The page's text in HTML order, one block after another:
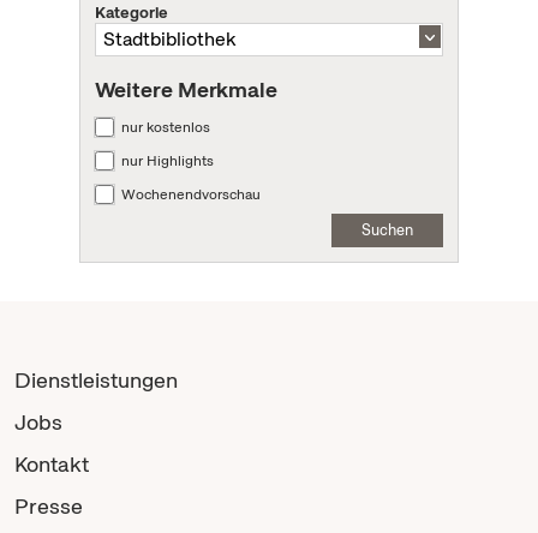
Kategorie
Weitere Merkmale
nur kostenlos
nur Highlights
Wochenendvorschau
Suchen
Dienstleistungen
Jobs
Kontakt
Presse